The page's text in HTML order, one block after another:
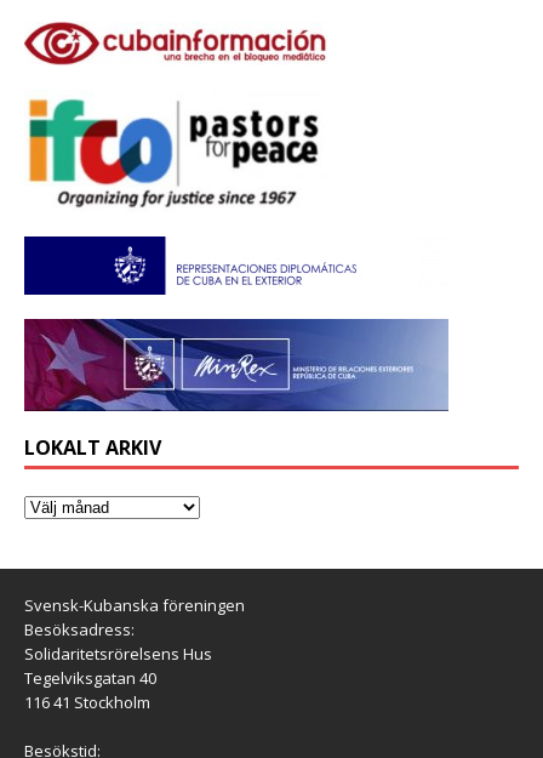
LOKALT ARKIV
Svensk-Kubanska föreningen
Besöksadress:
Solidaritetsrörelsens Hus
Tegelviksgatan 40
116 41 Stockholm
Besökstid: